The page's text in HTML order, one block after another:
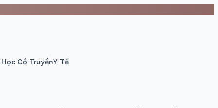
Học Cổ TruyềnY Tế